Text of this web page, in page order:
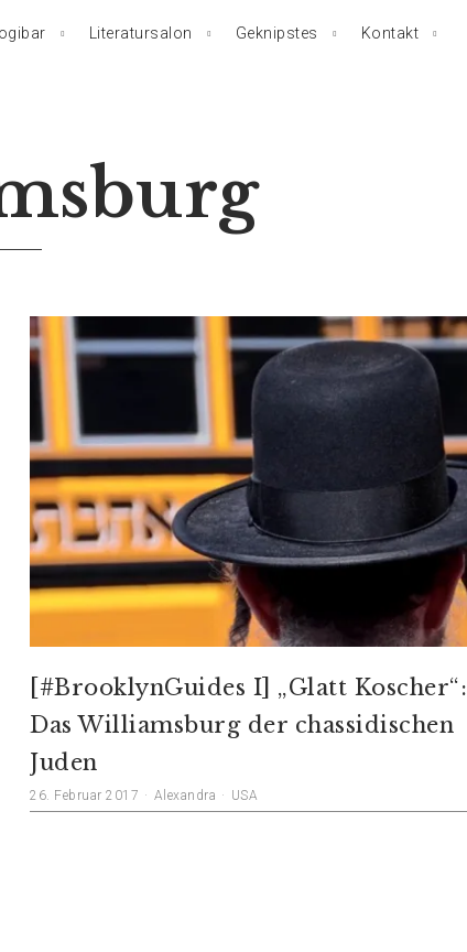
Literatursalon Geknipstes Kontakt
[#BrooklynGuides I] „Glatt Koscher“:
Das Williamsburg der chassidischen
Juden
26. Februar 2017 Alexandra USA